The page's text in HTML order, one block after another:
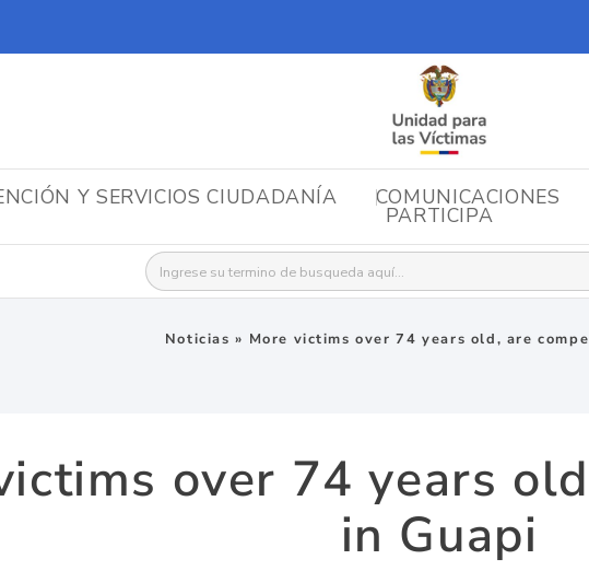
Y SERVICIOS CIUDADANÍA COMUNICACIONES
PARTICIPA
Buscar:
Noticias » More victims over 74 years old, are
over 74 years
in Guapi